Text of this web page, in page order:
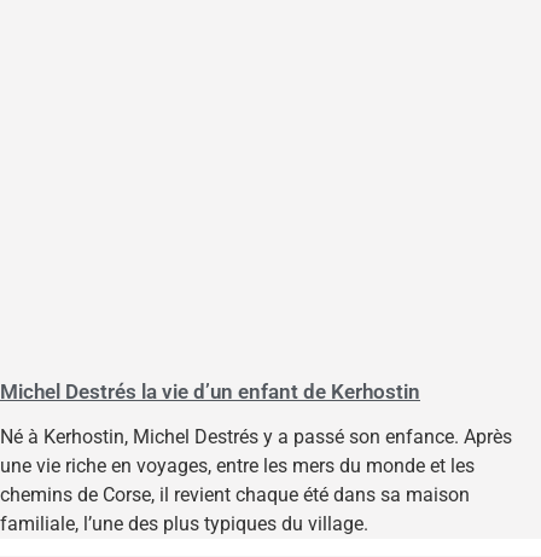
Michel Destrés la vie d’un enfant de Kerhostin
Né à Kerhostin, Michel Destrés y a passé son enfance. Après
une vie riche en voyages, entre les mers du monde et les
chemins de Corse, il revient chaque été dans sa maison
familiale, l’une des plus typiques du village.